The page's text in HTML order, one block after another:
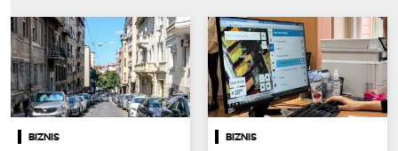
BIZNIS BIZNIS